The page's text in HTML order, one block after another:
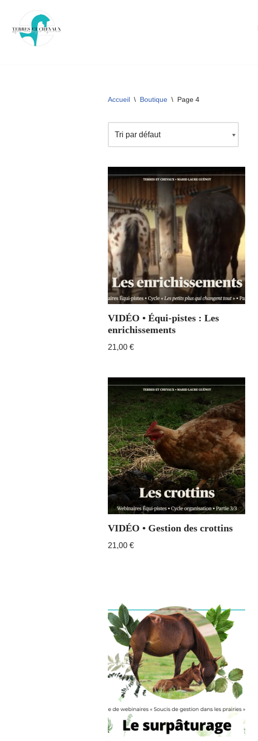
Aller
Accueil \ Boutique \ Page 4
VIDÉO • Équi-pistes : Les
enrichissements
21,00 €
VIDÉO • Gestion des crottins
21,00 €